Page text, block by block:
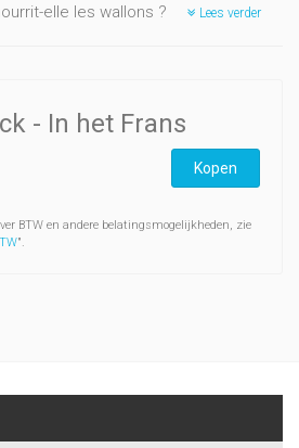
elle les wallons ? Lees verder
- In het Frans
Kopen
BTW en andere belatingsmogelijkheden, zie
".